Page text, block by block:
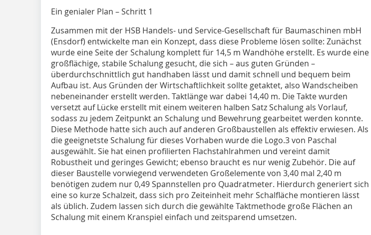
Ein genialer Plan – Schritt 1
Zusammen mit der HSB Handels- und Service-Gesellschaft für Baumaschinen mbH
(Ensdorf) entwickelte man ein Konzept, dass diese Probleme lösen sollte: Zunächst
wurde eine Seite der Schalung komplett für 14,5 m Wandhöhe erstellt. Es wurde eine
großflächige, stabile Schalung gesucht, die sich – aus guten Gründen –
überdurchschnittlich gut handhaben lässt und damit schnell und bequem beim
Aufbau ist. Aus Gründen der Wirtschaftlichkeit sollte getaktet, also Wandscheiben
nebeneinander erstellt werden. Taktlänge war dabei 14,40 m. Die Takte wurden
versetzt auf Lücke erstellt mit einem weiteren halben Satz Schalung als Vorlauf,
sodass zu jedem Zeitpunkt an Schalung und Bewehrung gearbeitet werden konnte.
Diese Methode hatte sich auch auf anderen Großbaustellen als effektiv erwiesen. Als
die geeignetste Schalung für dieses Vorhaben wurde die Logo.3 von Paschal
ausgewählt. Sie hat einen profilierten Flachstahlrahmen und vereint damit
Robustheit und geringes Gewicht; ebenso braucht es nur wenig Zubehör. Die auf
dieser Baustelle vorwiegend verwendeten Großelemente von 3,40 mal 2,40 m
benötigen zudem nur 0,49 Spannstellen pro Quadratmeter. Hierdurch generiert sich
eine so kurze Schalzeit, dass sich pro Zeiteinheit mehr Schalfläche montieren lässt
als üblich. Zudem lassen sich durch die gewählte Taktmethode große Flächen an
Schalung mit einem Kranspiel einfach und zeitsparend umsetzen.